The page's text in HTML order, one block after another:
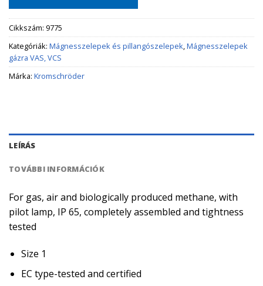
Cikkszám: 9775
Kategóriák: Mágnesszelepek és pillangószelepek,Mágnesszelepek
gázra VAS, VCS
Márka: Kromschröder
LEÍRÁS
TOVÁBBI INFORMÁCIÓK
For gas, air and biologically produced methane, with
pilot lamp, IP 65, completely assembled and tightness
tested
Size 1
EC type-tested and certified